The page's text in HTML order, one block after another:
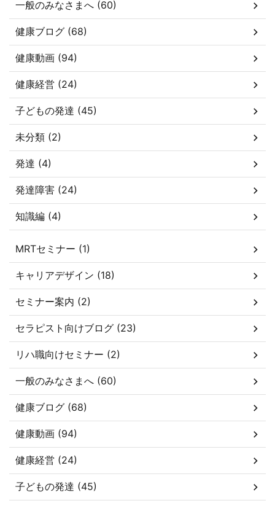
一般のみなさまへ (60)
健康ブログ (68)
健康動画 (94)
健康経営 (24)
子どもの発達 (45)
未分類 (2)
発達 (4)
発達障害 (24)
知識編 (4)
MRTセミナー (1)
キャリアデザイン (18)
セミナー案内 (2)
セラピスト向けブログ (23)
リハ職向けセミナー (2)
一般のみなさまへ (60)
健康ブログ (68)
健康動画 (94)
健康経営 (24)
子どもの発達 (45)